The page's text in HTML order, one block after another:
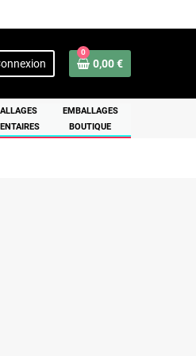
0
0,00 €
EMBALLAGES
BOUTIQUE